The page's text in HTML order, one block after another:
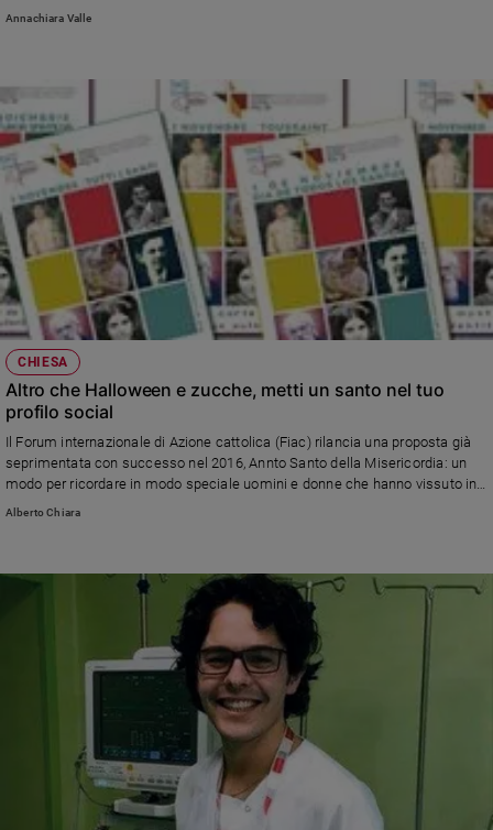
il primo passo per incontrarle, donare loro un po’ del vostro tempo, un
Annachiara Valle
CHIESA
Altro che Halloween e zucche, metti un santo nel tuo
profilo social
Il Forum internazionale di Azione cattolica (Fiac) rilancia una proposta già
seprimentata con successo nel 2016, Annto Santo della Misericordia: un
modo per ricordare in modo speciale uomini e donne che hanno vissuto in
fedeltà a Dio i propri giorni. Chi da studente, chi da mamma, chi da
Alberto Chiara